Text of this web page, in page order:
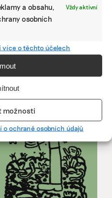
a obsahu,
osobních
Vždy aktivní
více o těchto účelech
možnosti
o ochraně osobních údajů